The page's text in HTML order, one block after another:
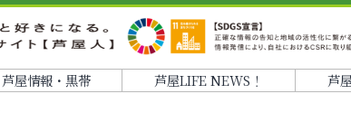
芦屋情報・黒帯 芦屋LIFE NEWS！ 芦